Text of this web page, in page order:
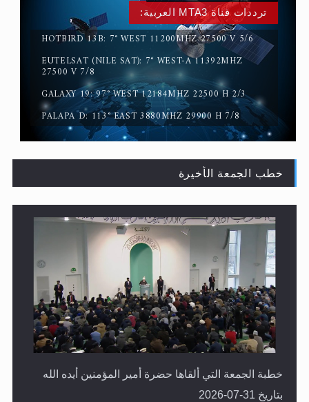
القرآن قاضٍ وحكمٌ على السنة ومهيمنٌ عليها.. ليس العكس
لا ناسخ ولا منسوخ في القرآن الكريم
ترددات قناة MTA3 العربية:
HOTBIRD 13B: 7° WEST 11200MHZ 27500 V 5/6
EUTELSAT (NILE SAT): 7° WEST-A 11392MHZ
27500 V 7/8
GALAXY 19: 97° WEST 12184MHZ 22500 H 2/3
PALAPA D: 113° EAST 3880MHZ 29900 H 7/8
خطب الجمعة الأخيرة
خطبة الجمعة التي ألقاها حضرة أمير المؤمنين أيده الله
بتاريخ 31-07-2026